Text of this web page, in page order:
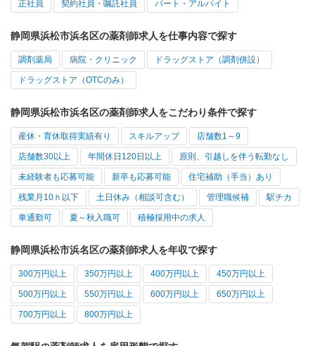
正社員 契約社員・嘱託社員 パート・アルバイト
静岡県浜松市浜名区の薬剤師求人を仕事内容で探す
調剤薬局 病院・クリニック ドラッグストア（調剤併設）
ドラッグストア（OTCのみ）
静岡県浜松市浜名区の薬剤師求人をこだわり条件で探す
産休・育休取得実績有り スキルアップ 店舗数1～9
店舗数30以上 年間休日120日以上 原則、引越しを伴う転勤なし
未経験者も応募可能 新卒も応募可能 住宅補助（手当）あり
残業月10ｈ以下 土日休み（相談可含む） 管理職候補 駅チカ
車通勤可 夏～秋入職可 積極採用中の求人
静岡県浜松市浜名区の薬剤師求人を年収で探す
300万円以上 350万円以上 400万円以上 450万円以上
500万円以上 550万円以上 600万円以上 650万円以上
700万円以上 800万円以上